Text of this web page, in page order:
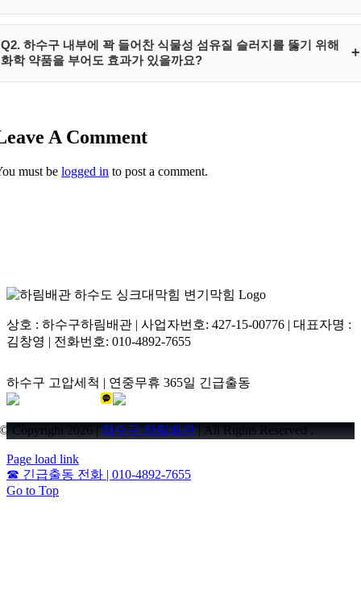
밀도의 식물성 섬유질 성분으로 이루어져 있습니다. 이 섬유질 조각들이
배수관 U자 트랩이나 꺾임 배관 틈새에 걸리면, 이후 유입되는 전분기나
Q2. 하수구 내부에 꽉 들어찬 식물성 섬유질 슬러지를 뚫기 위해
화학 약품을 부어도 효과가 있을까요?
+
한약재의 질긴 셀룰로오스 섬유질 벽을 녹여내지 못합니다. 오히려 강한
을 초래해 2차 누수를 유발할 위험이 큽니다. 반드시 내시경 모니터링 하
A Comment
must be logged in to post a comment.
상호 : 하수구하림배관 | 사업자번호: 427-15-00776 | 대표자명 :
김창영 | 전화번호: 010-4892-7655
하수구 고압세척 | 연중무휴 365일 긴급출동
© Copyright 2026 |하수구 하림배관 | All Rights Reserved .
Page load link
☎ 긴급출동 전화 | 010-4892-7655
Go to Top